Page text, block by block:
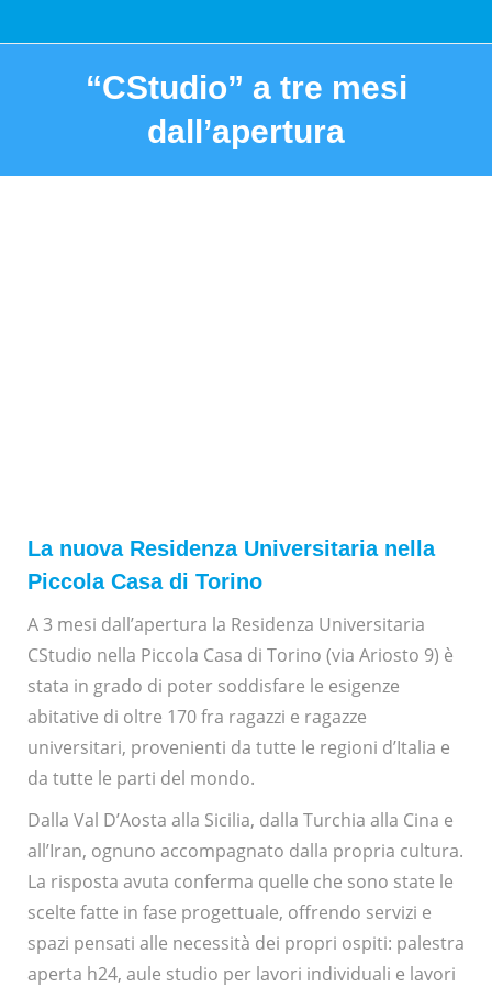
“CStudio” a tre mesi
dall’apertura
La nuova Residenza Universitaria nella
Piccola Casa di Torino
A 3 mesi dall’apertura la Residenza Universitaria
CStudio nella Piccola Casa di Torino (via Ariosto 9) è
stata in grado di poter soddisfare le esigenze
abitative di oltre 170 fra ragazzi e ragazze
universitari, provenienti da tutte le regioni d’Italia e
da tutte le parti del mondo.
Dalla Val D’Aosta alla Sicilia, dalla Turchia alla Cina e
all’Iran, ognuno accompagnato dalla propria cultura.
La risposta avuta conferma quelle che sono state le
scelte fatte in fase progettuale, offrendo servizi e
spazi pensati alle necessità dei propri ospiti: palestra
aperta h24, aule studio per lavori individuali e lavori